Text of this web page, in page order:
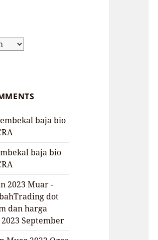
baja bio
baja bio
2023 Muar -
dot
dan harga
September